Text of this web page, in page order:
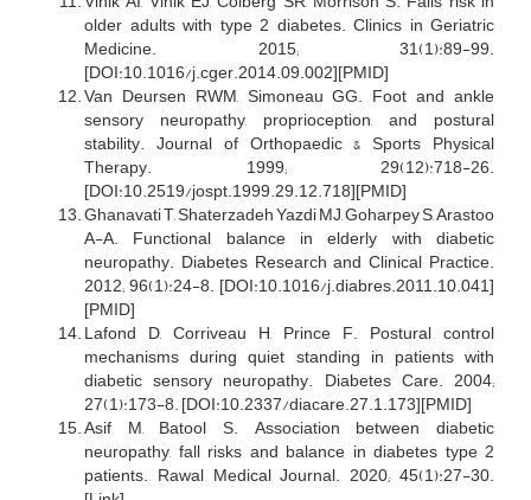
older adults with type 2 diabetes. Clinics in Geriatric
Medicine. 2015; 31(1):89-99.
[DOI:10.1016/j.cger.2014.09.002][PMID]
Van Deursen RWM, Simoneau GG. Foot and ankle
sensory neuropathy, proprioception, and postural
stability. Journal of Orthopaedic & Sports Physical
Therapy. 1999; 29(12):718-26.
[DOI:10.2519/jospt.1999.29.12.718][PMID]
Ghanavati T, Shaterzadeh Yazdi MJ, Goharpey S, Arastoo
A-A. Functional balance in elderly with diabetic
neuropathy. Diabetes Research and Clinical Practice.
2012; 96(1):24-8. [DOI:10.1016/j.diabres.2011.10.041]
[PMID]
Lafond D, Corriveau H, Prince F. Postural control
mechanisms during quiet standing in patients with
diabetic sensory neuropathy. Diabetes Care. 2004;
27(1):173-8. [DOI:10.2337/diacare.27.1.173][PMID]
Asif M, Batool S. Association between diabetic
neuropathy, fall risks and balance in diabetes type 2
patients. Rawal Medical Journal. 2020; 45(1):27-30.